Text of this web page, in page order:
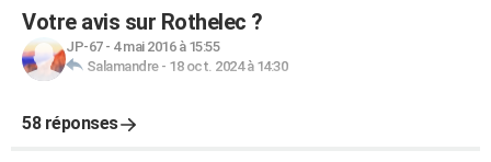
Votre avis sur Rothelec ?
JP-67- 4 mai 2016 à 15:55
Salamandre- 18 oct. 2024 à 14:30
58 réponses